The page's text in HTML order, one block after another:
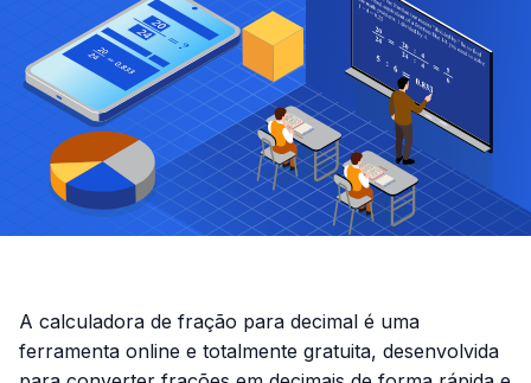
A calculadora de fração para decimal é uma
ferramenta online e totalmente gratuita, desenvolvida